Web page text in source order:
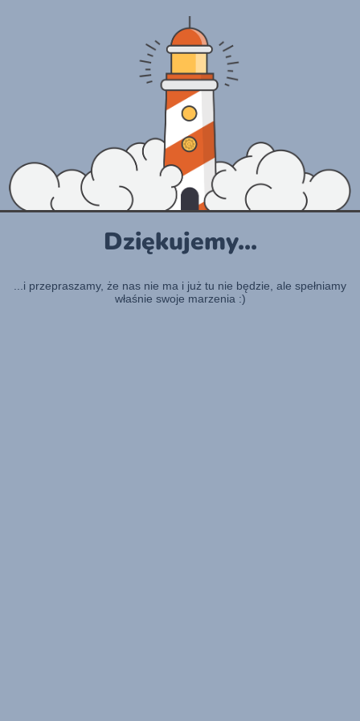
Dziękujemy...
...i przepraszamy, że nas nie ma i już tu nie będzie, ale spełniamy
właśnie swoje marzenia :)